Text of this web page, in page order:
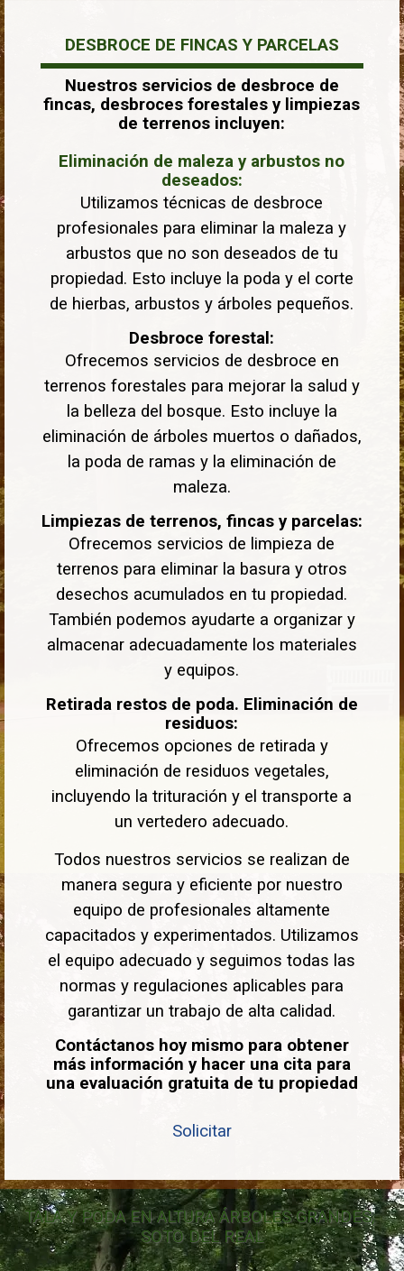
DESBROCE DE FINCAS Y PARCELAS
Nuestros servicios de desbroce de
fincas, desbroces forestales y limpiezas
de terrenos incluyen:
Eliminación de maleza y arbustos no
deseados:
Utilizamos técnicas de desbroce
profesionales para eliminar la maleza y
arbustos que no son deseados de tu
propiedad. Esto incluye la poda y el corte
de hierbas, arbustos y árboles pequeños.
Desbroce forestal:
Ofrecemos servicios de desbroce en
terrenos forestales para mejorar la salud y
la belleza del bosque. Esto incluye la
eliminación de árboles muertos o dañados,
la poda de ramas y la eliminación de
maleza.
Limpiezas de terrenos, fincas y parcelas:
Ofrecemos servicios de limpieza de
terrenos para eliminar la basura y otros
desechos acumulados en tu propiedad.
También podemos ayudarte a organizar y
almacenar adecuadamente los materiales
y equipos.
Retirada restos de poda. Eliminación de
residuos:
Ofrecemos opciones de retirada y
eliminación de residuos vegetales,
incluyendo la trituración y el transporte a
un vertedero adecuado.
Todos nuestros servicios se realizan de
manera segura y eficiente por nuestro
equipo de profesionales altamente
capacitados y experimentados. Utilizamos
el equipo adecuado y seguimos todas las
normas y regulaciones aplicables para
garantizar un trabajo de alta calidad.
Contáctanos hoy mismo para obtener
más información y hacer una cita para
una evaluación gratuita de tu propiedad
Solicitar
TALA Y PODA EN ALTURA ÁRBOLES GRANDES,
SOTO DEL REAL